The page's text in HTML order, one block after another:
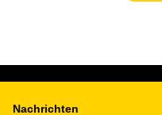
Nachrichten